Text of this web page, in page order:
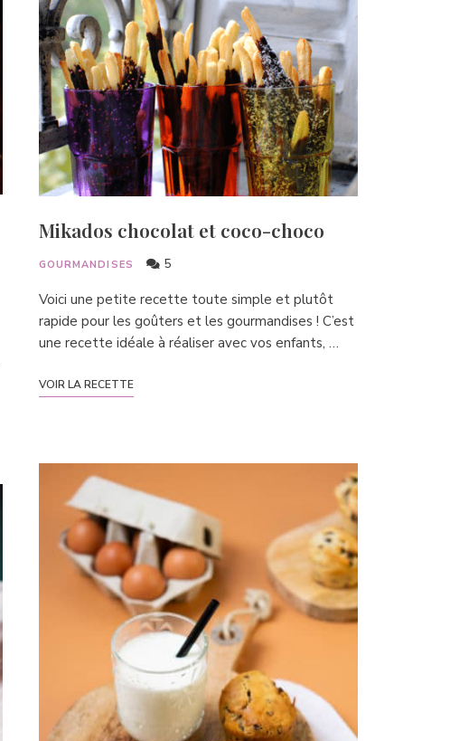
Mikados chocolat et coco-choco
GOURMANDISES 5
Voici une petite recette toute simple et plutôt
rapide pour les goûters et les gourmandises ! C’est
une recette idéale à réaliser avec vos enfants, …
VOIR LA RECETTE